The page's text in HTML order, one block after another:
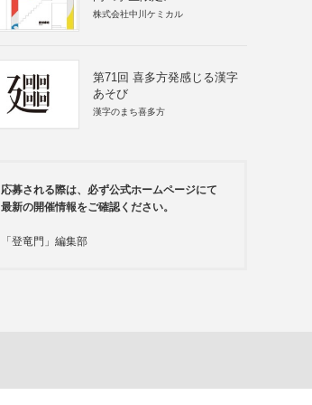
株式会社中川ケミカル
第71回 喜多方発感じる漢字
あそび
漢字のまち喜多方
応募される際は、必ず公式ホームページにて
最新の開催情報をご確認ください。
「登竜門」編集部